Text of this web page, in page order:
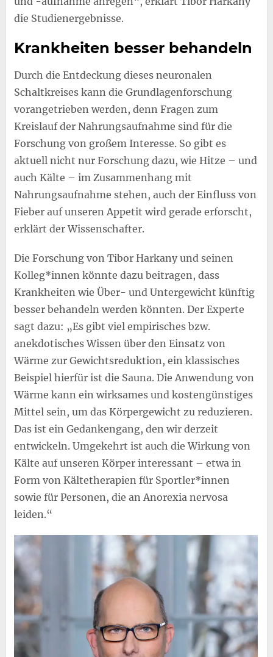
die Studienergebnisse.
Krankheiten besser behandeln
Durch die Entdeckung dieses neuronalen
Schaltkreises kann die Grundlagenforschung
vorangetrieben werden, denn Fragen zum
Kreislauf der Nahrungsaufnahme sind für die
Forschung von großem Interesse. So gibt es
aktuell nicht nur Forschung dazu, wie Hitze – und
auch Kälte – im Zusammenhang mit
Nahrungsaufnahme stehen, auch der Einfluss von
Fieber auf unseren Appetit wird gerade erforscht,
erklärt der Wissenschafter.
Die Forschung von Tibor Harkany und seinen
Kolleg*innen könnte dazu beitragen, dass
Krankheiten wie Über- und Untergewicht künftig
besser behandeln werden könnten. Der Experte
sagt dazu: „Es gibt viel empirisches bzw.
anekdotisches Wissen über den Einsatz von
Wärme zur Gewichtsreduktion, ein klassisches
Beispiel hierfür ist die Sauna. Die Anwendung von
Wärme kann ein wirksames und kostengünstiges
Mittel sein, um das Körpergewicht zu reduzieren.
Das ist ein Gedankengang, den wir derzeit
entwickeln. Umgekehrt ist auch die Wirkung von
Kälte auf unseren Körper interessant – etwa in
Form von Kältetherapien für Sportler*innen
sowie für Personen, die an Anorexia nervosa
leiden.“